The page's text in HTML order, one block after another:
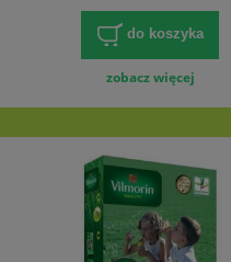
do koszyka
zobacz więcej